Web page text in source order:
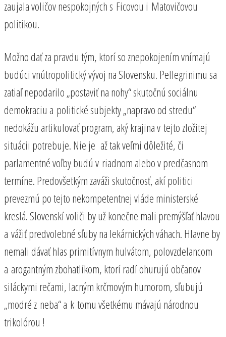
zaujala voličov nespokojných s Ficovou i Matovičovou
politikou.
Možno dať za pravdu tým, ktorí so znepokojením vnímajú
budúci vnútropolitický vývoj na Slovensku. Pellegrinimu sa
zatiaľ nepodarilo „postaviť na nohy“ skutočnú sociálnu
demokraciu a politické subjekty „napravo od stredu“
nedokážu artikulovať program, aký krajina v tejto zložitej
situácii potrebuje. Nie je až tak veľmi dôležité, či
parlamentné voľby budú v riadnom alebo v predčasnom
termíne. Predovšetkým zaváži skutočnosť, akí politici
prevezmú po tejto nekompetentnej vláde ministerské
kreslá. Slovenskí voliči by už konečne mali premýšľať hlavou
a vážiť predvolebné sľuby na lekárnických váhach. Hlavne by
nemali dávať hlas primitívnym hulvátom, polovzdelancom
a arogantným zbohatlíkom, ktorí radí ohurujú občanov
siláckymi rečami, lacným krčmovým humorom, sľubujú
„modré z neba“ a k tomu všetkému mávajú národnou
trikolórou !